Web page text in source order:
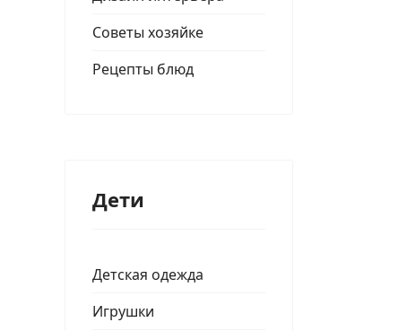
Советы хозяйке
Рецепты блюд
Дети
Детская одежда
Игрушки